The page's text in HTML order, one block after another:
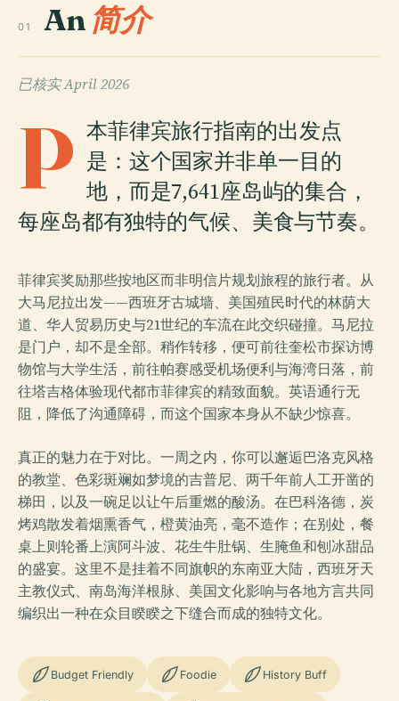
01 An 简介
已核实April 2026
P 本菲律宾旅行指南的出发点
是：这个国家并非单一目的
地，而是7,641座岛屿的集合，
每座岛都有独特的气候、美食与节奏。
菲律宾奖励那些按地区而非明信片规划旅程的旅行者。从
大马尼拉出发——西班牙古城墙、美国殖民时代的林荫大
道、华人贸易历史与21世纪的车流在此交织碰撞。马尼拉
是门户，却不是全部。稍作转移，便可前往奎松市探访博
物馆与大学生活，前往帕赛感受机场便利与海湾日落，前
往塔吉格体验现代都市菲律宾的精致面貌。英语通行无
阻，降低了沟通障碍，而这个国家本身从不缺少惊喜。
真正的魅力在于对比。一周之内，你可以邂逅巴洛克风格
的教堂、色彩斑斓如梦境的吉普尼、两千年前人工开凿的
梯田，以及一碗足以让午后重燃的酸汤。在巴科洛德，炭
烤鸡散发着烟熏香气，橙黄油亮，毫不造作；在别处，餐
桌上则轮番上演阿斗波、花生牛肚锅、生腌鱼和刨冰甜品
的盛宴。这里不是挂着不同旗帜的东南亚大陆，西班牙天
主教仪式、南岛海洋根脉、美国文化影响与各地方言共同
编织出一种在众目睽睽之下缝合而成的独特文化。
Budget Friendly Foodie History Buff